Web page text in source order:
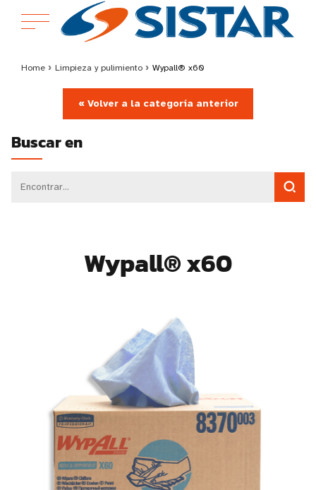
Home › Limpieza y pulimiento › Wypall® x60
« Volver a la categoría anterior
Buscar en
Wypall® x60